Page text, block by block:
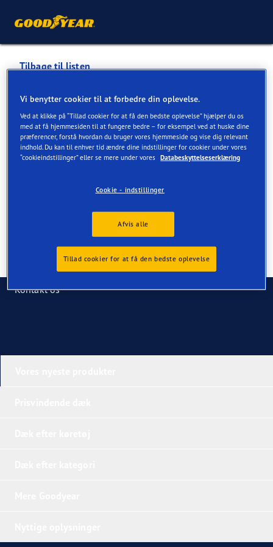
Tilbage til listen
SEMLER MOBILITY RISSKOV
A/S
Tjenester tilgængelige online og i butik
Kontaktoplysninger Tjenester
Kontakt os
Vi benytter cookier til at forbedre din oplevelse.
Ved at klikke på “Tillad cookier for at få den bedste oplevelse” hjælper du os
med at få hjemmesiden til at fungere bedre – for eksempel ved at huske dine
præferencer, forstå hvordan du bruger vores hjemmeside og vise dig relevant
indhold. Du kan til enhver tid ændre dine indstillinger for cookier under vores
“cookieindstillinger” eller se mere under vores Databeskyttelseserklæring
Cookie - indstillinger
Afvis alle
Tillad cookier for at få den bedste oplevelse